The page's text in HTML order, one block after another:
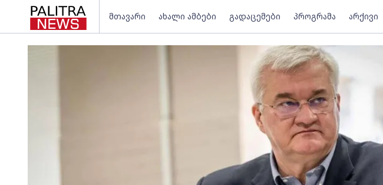
მთავარი ახალი ამბები გადაცემები პროგრამა არქივი